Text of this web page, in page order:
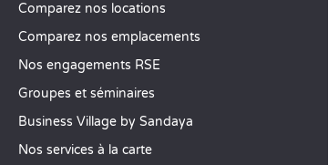
Comparez nos locations
Comparez nos emplacements
Nos engagements RSE
Groupes et séminaires
Business Village by Sandaya
Nos services à la carte